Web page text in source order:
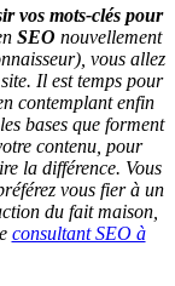
vos mots-clés pour
SEO nouvellement
vous allez
Il est temps pour
contemplant enfin
bases que forment
contenu, pour
la différence. Vous
vous fier à un
du fait maison,
consultant SEO à